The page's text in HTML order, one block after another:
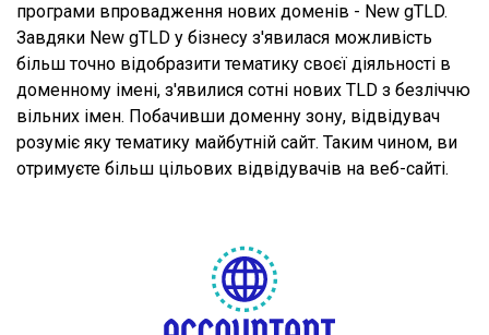
програми впровадження нових доменів - New gTLD.
Завдяки New gTLD у бізнесу з'явилася можливість
більш точно відобразити тематику своєї діяльності в
доменному імені, з'явилися сотні нових TLD з безліччю
вільних імен. Побачивши доменну зону, відвідувач
розуміє яку тематику майбутній сайт. Таким чином, ви
отримуєте більш цільових відвідувачів на веб-сайті.